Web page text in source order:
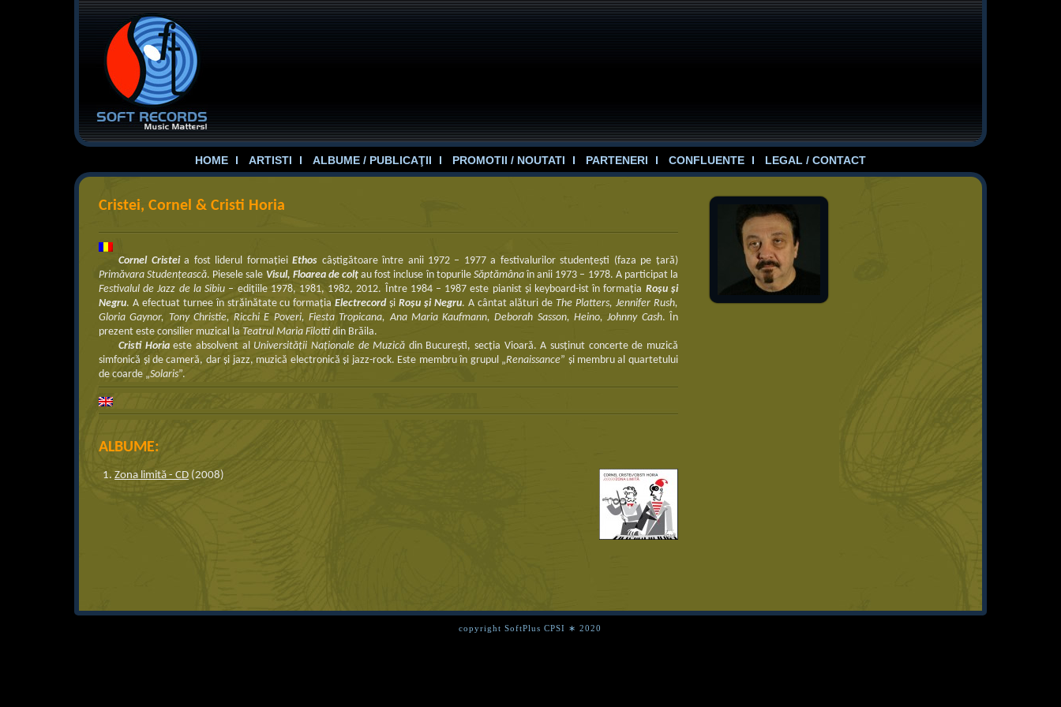
HOME ARTISTI ALBUME / PUBLICAŢII PROMOTII / NOUTATI PARTENERI CONFLUENTE LEGAL / CONTACT
Cristei, Cornel & Cristi Horia
Cornel Cristeia fost liderul formaţieiEthos câştigătoare între anii 1972 – 1977 a festivalurilor studenţeşti (faza pe ţară)
Primăvara Studenţească. Piesele sale Visul, Floarea de colţ au fost incluse în topurile Săptămânaîn anii 1973 – 1978. A participat la
Festivalul de Jazz de la Sibiu – ediţiile 1978, 1981, 1982, 2012. Între 1984 – 1987 este pianist şi keyboard-ist în formaţia Roşu şi
Negru. A efectuat turnee în străinătate cu formaţiaElectrecordşiRoşu şi Negru. A cântat alături deThe Platters, Jennifer Rush,
Gloria Gaynor, Tony Christie, Ricchi E Poveri, Fiesta Tropicana, Ana Maria Kaufmann, Deborah Sasson, Heino, Johnny Cash. În
prezent este consilier muzical laTeatrul Maria Filotti din Brăila.
Cristi Horiaeste absolvent al Universităţii Naţionale de Muzică din Bucureşti, secţia Vioară. A susţinut concerte de muzică
simfonică şi de cameră, dar şi jazz, muzică electronică şi jazz-rock. Este membru în grupul „Renaissance” şi membru al quartetului
de coarde „Solaris”.
ALBUME:
Zona limită - CD (2008)
copyright SoftPlus CPSI ∗ 2020